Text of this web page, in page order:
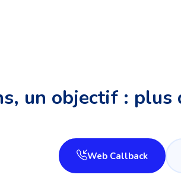
un objectif : plus
Web Callback